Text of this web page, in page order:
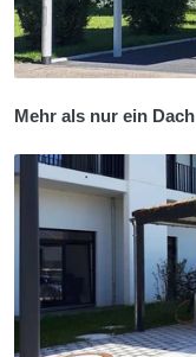
Mehr als nur ein